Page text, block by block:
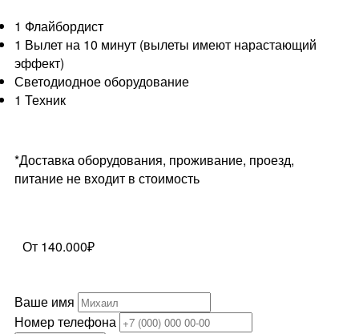
1 Флайбордист
1 Вылет на 10 минут (вылеты имеют нарастающий
эффект)
Светодиодное оборудование
1 Техник
*Доставка оборудования, проживание, проезд,
питание не входит в стоимость
От 140.000₽
Ваше имя
Номер телефона